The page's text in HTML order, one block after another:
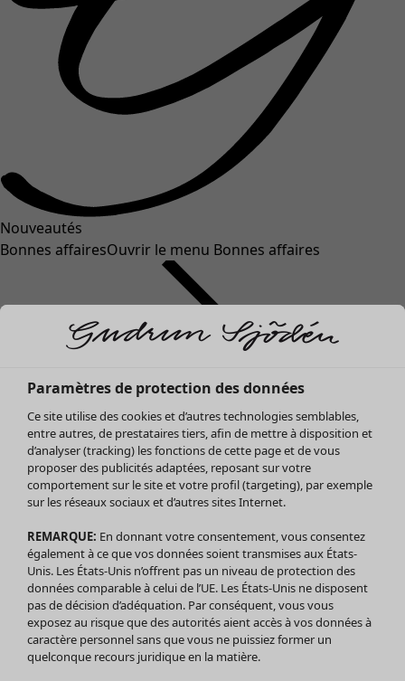
Nouveautés
Bonnes affairesOuvrir le menu Bonnes affaires
Soldes Vêtements
Tous les vêtements
Robes
Tuniques
Blouses
Tops
Gilets
Pantalon
Jupes
Paramètres de protection des données
Ce site utilise des cookies et d’autres technologies semblables,
entre autres, de prestataires tiers, afin de mettre à disposition et
d’analyser (tracking) les fonctions de cette page et de vous
proposer des publicités adaptées, reposant sur votre
comportement sur le site et votre profil (targeting), par exemple
sur les réseaux sociaux et d’autres sites Internet.
REMARQUE: En donnant votre consentement, vous consentez
également à ce que vos données soient transmises aux États-
Unis. Les États-Unis n’offrent pas un niveau de protection des
données comparable à celui de l’UE. Les États-Unis ne disposent
pas de décision d’adéquation. Par conséquent, vous vous
exposez au risque que des autorités aient accès à vos données à
caractère personnel sans que vous ne puissiez former un
quelconque recours juridique en la matière.